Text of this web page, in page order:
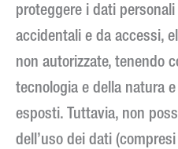
proteggere i dati
accidentali e da accessi,
non autorizzate, tenendo
tecnologia e della natura
esposti. Tuttavia, non
dell’uso dei dati